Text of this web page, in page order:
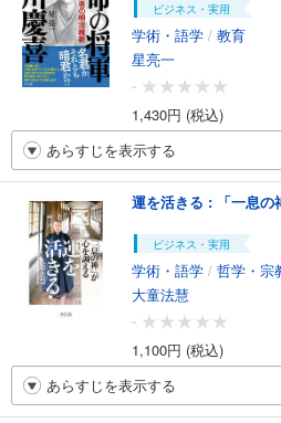
ビジネス・実用
学術・語学 / 教育
星亮一
-
1,430円 (税込)
あらすじを表示する
運を活きる : 「一息の
ビジネス・実用
学術・語学 / 哲学・宗
大童法慧
-
1,100円 (税込)
あらすじを表示する